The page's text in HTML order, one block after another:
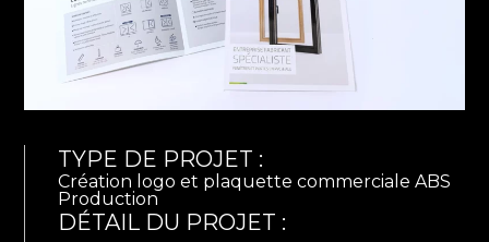
TYPE DE PROJET :
Création logo et plaquette commerciale ABS
Production
DÉTAIL DU PROJET :